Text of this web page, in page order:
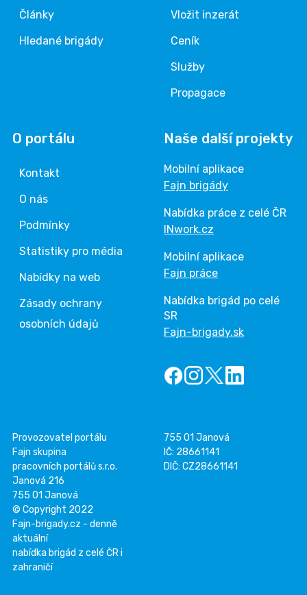
Články
Hledané brigády
Vložit inzerát
Ceník
Služby
Propagace
O portálu
Kontakt
O nás
Podmínky
Statistiky pro média
Nabídky na web
Zásady ochrany
osobních údajů
Naše další projekty
Mobilní aplikace
Fajn brigády
Nabídka práce z celé ČR
INwork.cz
Mobilní aplikace
Fajn práce
Nabídka brigád po celé
SR
Fajn-brigady.sk
Provozovatel portálu
Fajn skupina
pracovních portálů s.r.o.
Janová 216
755 01 Janová
755 01 Janová
IČ: 28661141
DIČ: CZ28661141
© Copyright 2022
Fajn-brigady.cz - denně
aktuální
nabídka brigád z celé ČR i
zahraničí